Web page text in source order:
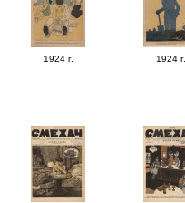
1924 г. 1924 г.